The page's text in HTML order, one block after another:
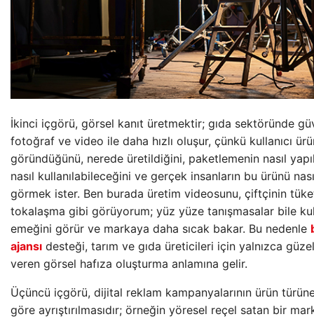
İkinci içgörü, görsel kanıt üretmektir; gıda sektöründe
fotoğraf ve video ile daha hızlı oluşur, çünkü kullanıcı
göründüğünü, nerede üretildiğini, paketlemenin nasıl
nasıl kullanılabileceğini ve gerçek insanların bu ürünü
görmek ister. Ben burada üretim videosunu, çiftçinin
tokalaşma gibi görüyorum; yüz yüze tanışmasalar bile
emeğini görür ve markaya daha sıcak bakar. Bu nedenle
ajansı desteği, tarım ve gıda üreticileri için yalnızca
veren görsel hafıza oluşturma anlamına gelir.
Üçüncü içgörü, dijital reklam kampanyalarının ürün
göre ayrıştırılmasıdır; örneğin yöresel reçel satan bir